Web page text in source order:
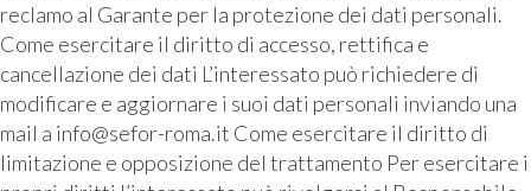
reclamo al Garante per la protezione dei dati personali.
Come esercitare il diritto di accesso, rettifica e
cancellazione dei dati L’interessato può richiedere di
modificare e aggiornare i suoi dati personali inviando una
mail a info@sefor-roma.it Come esercitare il diritto di
limitazione e opposizione del trattamento Per esercitare i